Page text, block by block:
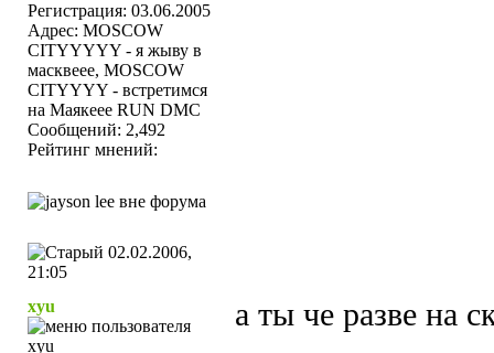
Регистрация: 03.06.2005
Адрес: MOSCOW
CITYYYYY - я жыву в
масквеее, MOSCOW
CITYYYY - встретимся
на Маякеее RUN DMC
Сообщений: 2,492
Рейтинг мнений:
02.02.2006,
21:05
xyu
а ты че разве на